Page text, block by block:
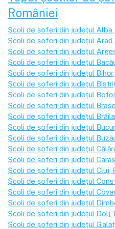
României
Școli de șoferi din județul Alba
Școli de șoferi din județul Arad
Școli de șoferi din județul
Școli de șoferi din județul
Școli de șoferi din județul Bihor
Școli de șoferi din județul
Școli de șoferi din județul
Școli de șoferi din județul
Școli de șoferi din județul Brăila
Școli de șoferi din județul
Școli de șoferi din județul
Școli de șoferi din județul
Școli de șoferi din județul
Școli de șoferi din județul Cluj
Școli de șoferi din județul
Școli de șoferi din județul
Școli de șoferi din județul
Școli de șoferi din județul Dolj
Școli de șoferi din județul